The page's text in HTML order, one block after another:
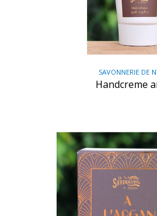
SAVONNERIE DE
Handcreme